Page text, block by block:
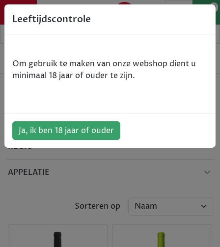
0
WIJN
LAND
REGIO
APPELATIE
Sorteren op
Leeftijdscontrole
Om gebruik te maken van onze webshop dient u
minimaal 18 jaar of ouder te zijn.
Ja, ik ben 18 jaar of ouder